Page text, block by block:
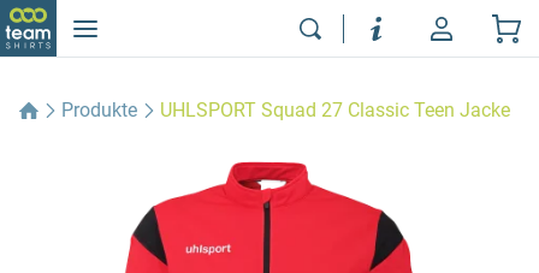
Produkte UHLSPORT Squad 27 Classic Teen Jacke